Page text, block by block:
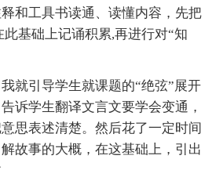
和工具书读通、读懂内容，先把
基础上记诵积累,再进行对“知
就引导学生就课题的“绝弦”展开
诉学生翻译文言文要学会变通，
思表述清楚。然后花了一定时间
故事的大概，在这基础上，引出